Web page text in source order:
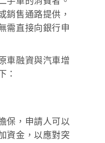
銷售通路提供，
需直接向銀行申
車融資與汽車增
：
保，申請人可以
資金，以應對突